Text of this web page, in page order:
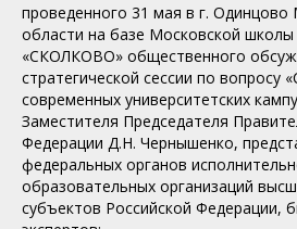
проведенного 31 мая в г. Одинцово
области на базе Московской школы
«СКОЛКОВО» общественного
стратегической сессии по вопросу
современных университетских
Заместителя Председателя
Федерации Д.Н. Чернышенко,
федеральных органов
образовательных организаций
субъектов Российской Федерации,